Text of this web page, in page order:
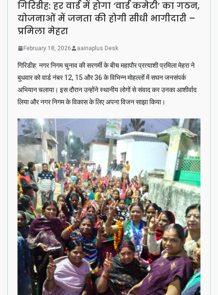
गिरिडीह: हर वार्ड में होगा ‘वार्ड कमेटी’ का गठन,
योजनाओं में जनता की होगी सीधी भागीदारी –
प्रमिला मेहरा
February 18, 2026 aainaplus Desk
गिरिडीह: नगर निगम चुनाव की सरगर्मी के बीच महापौर प्रत्याशी प्रमिला मेहरा ने
बुधवार को वार्ड नंबर 12, 15 और 36 के विभिन्न मोहल्लों में सघन जनसंपर्क
अभियान चलाया। इस दौरान उन्होंने स्थानीय लोगों से संवाद कर उनका आशीर्वाद
लिया और नगर निगम के विकास के लिए अपना विजन साझा किया।